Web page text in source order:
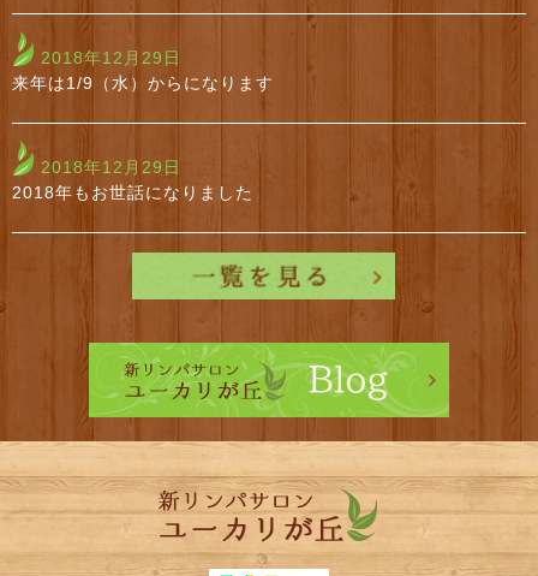
2018年12月29日
来年は1/9（水）からになります
2018年12月29日
2018年もお世話になりました